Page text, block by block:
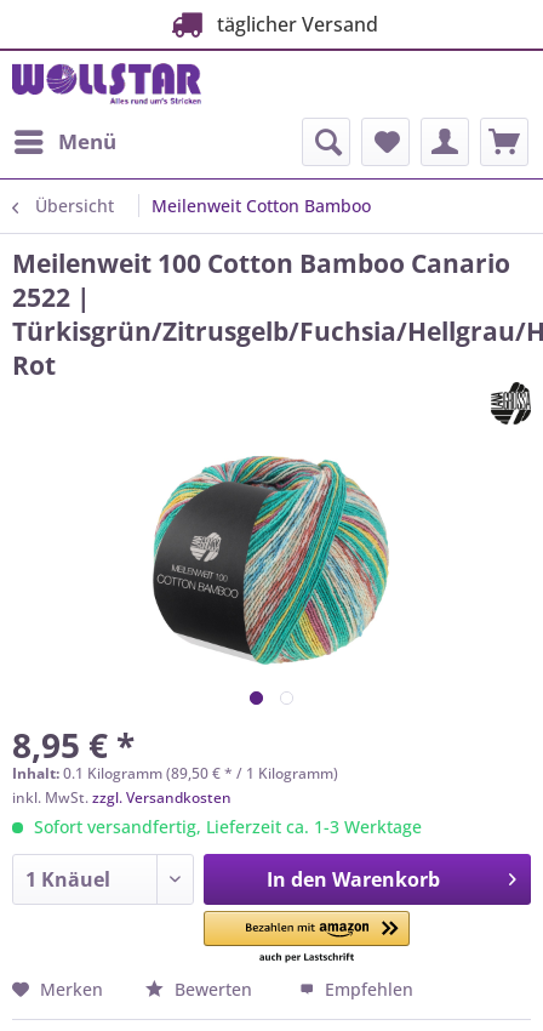
täglicher Versand
Menü
Übersicht Meilenweit Cotton Bamboo
Meilenweit 100 Cotton Bamboo Canario
2522 |
Türkisgrün/Zitrusgelb/Fuchsia/Hellgrau/
Rot
8,95 € *
Inhalt:0.1 Kilogramm (89,50 € * / 1 Kilogramm)
inkl. MwSt.zzgl. Versandkosten
Sofort versandfertig, Lieferzeit ca. 1-3 Werktage
In den Warenkorb
Merken Bewerten Empfehlen